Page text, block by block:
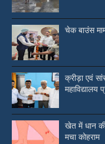
चेक बाउंस
क्रीड़ा एवं
खेत में धान की
मचा कोहराम